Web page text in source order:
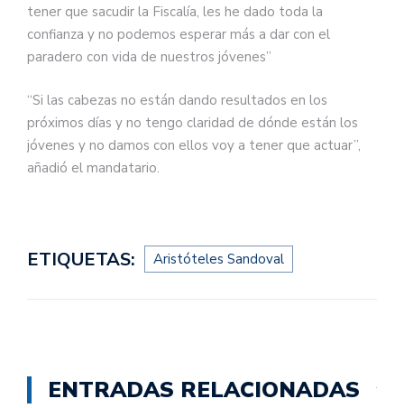
tener que sacudir la Fiscalía, les he dado toda la
confianza y no podemos esperar más a dar con el
paradero con vida de nuestros jóvenes”
“Si las cabezas no están dando resultados en los
próximos días y no tengo claridad de dónde están los
jóvenes y no damos con ellos voy a tener que actuar”,
añadió el mandatario.
ETIQUETAS: Aristóteles Sandoval
ENTRADAS RELACIONADAS